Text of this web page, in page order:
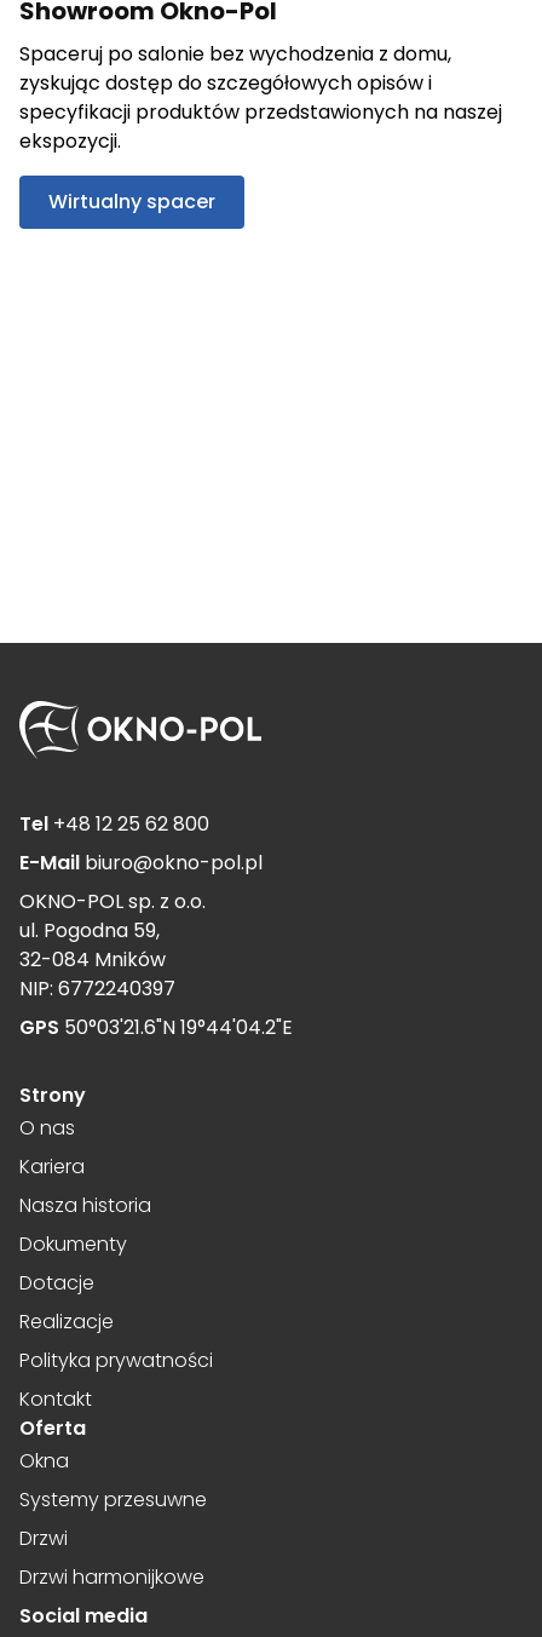
Showroom Okno-Pol
Spaceruj po salonie bez wychodzenia z domu,
zyskując dostęp do szczegółowych opisów i
specyfikacji produktów przedstawionych na naszej
ekspozycji.
Wirtualny spacer
Tel +48 12 25 62 800
E-Mail biuro@okno-pol.pl
OKNO-POL sp. z o.o.
ul. Pogodna 59,
32-084 Mników
NIP: 6772240397
GPS 50°03'21.6"N 19°44'04.2"E
Strony
O nas
Kariera
Nasza historia
Dokumenty
Dotacje
Realizacje
Polityka prywatności
Kontakt
Oferta
Okna
Systemy przesuwne
Drzwi
Drzwi harmonijkowe
Social media